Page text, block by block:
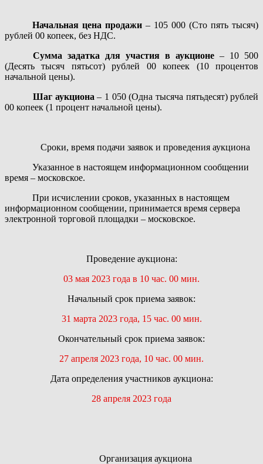
Начальная цена продажи– 105 000 (Сто пять тысяч)
рублей 00 копеек, без НДС.
Сумма задатка для участия в аукционе – 10 500
(Десять тысяч пятьсот) рублей 00 копеек (10 процентов
начальной цены).
Шаг аукциона – 1 050 (Одна тысяча пятьдесят)рублей
00 копеек (1 процент начальной цены).
Сроки, время подачи заявок и проведения аукциона
Указанное в настоящем информационном сообщении
время – московское.
При исчислении сроков, указанных в настоящем
информационном сообщении, принимается время сервера
электронной торговой площадки – московское.
Проведение аукциона:
03 мая 2023 года в 10 час. 00 мин.
Начальный срок приема заявок:
31 марта 2023 года, 15 час. 00 мин.
Окончательный срок приема заявок:
27 апреля 2023 года, 10 час. 00 мин.
Дата определения участников аукциона:
28 апреля 2023 года
Организация аукциона